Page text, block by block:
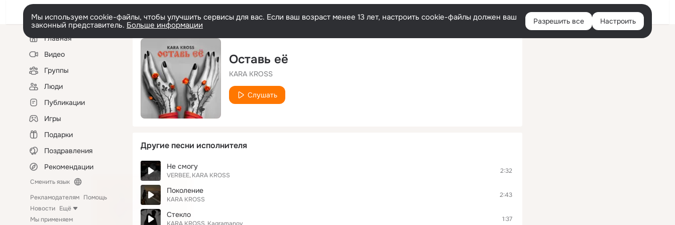
Войти
Мы используем cookie-файлы, чтобы улучшить сервисы для вас. Если ваш возраст менее 13 лет, настроить cookie-файлы должен ваш
законный представитель. Больше информации Разрешить все Настроить
Левая
колонкаГлавная
Видео
Группы
Люди
Публикации
Игры
Подарки
Поздравления
Рекомендации
Сменить язык
Рекламодателям Помощь
Новости Ещё
Мы применяем
Оставь её
KARA KROSS
Слушать
Другие песни исполнителя
Не смогу
VERBEE KARA KROSS
2:32
Поколение
KARA KROSS
2:43
Стекло 1:37